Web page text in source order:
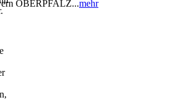
OBERPFALZ...mehr